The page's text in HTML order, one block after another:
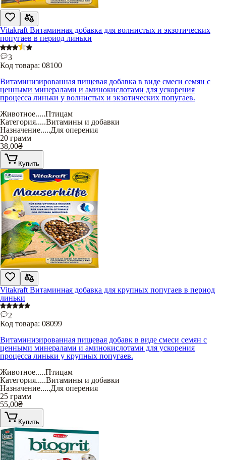
Vitakraft Витаминная добавка для волнистых и экзотических
попугаев в период линьки
3
Код товара: 08100
Витаминизированная пищевая добавка в виде смеси семян с
ценными минералами и аминокислотами для ускорения
процесса линьки у волнистых и экзотических попугаев.
Животное.....Птицам
Категория.....Витамины и добавки
Назначение.....Для оперения
20 грамм
38,00₴
Купить
Vitakraft Витаминная добавка для крупных попугаев в период
линьки
2
Код товара: 08099
Витаминизированная пищевая добавк в виде смеси семян с
ценными минералами и аминокислотами для ускорения
процесса линьки у крупных попугаев.
Животное.....Птицам
Категория.....Витамины и добавки
Назначение.....Для оперения
25 грамм
55,00₴
Купить